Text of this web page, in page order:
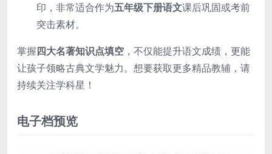
印，非常适合作为五年级下册语文课后巩固或考前
突击素材。
掌握四大名著知识点填空 ，不仅能提升语文成绩，更能
让孩子领略古典文学魅力。想要获取更多精品教辅，请
持续关注学科星！
电子档预览